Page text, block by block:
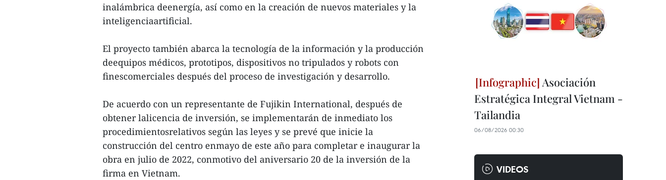
inalámbrica deenergía, así como en la creación de nuevos materiales y la
inteligenciaartificial.
El proyecto también abarca la tecnología de la información y la producción
deequipos médicos, prototipos, dispositivos no tripulados y robots con
finescomerciales después del proceso de investigación y desarrollo.
De acuerdo con un representante de Fujikin International, después de
obtener lalicencia de inversión, se implementarán de inmediato los
procedimientosrelativos según las leyes y se prevé que inicie la
construcción del centro enmayo de este año para completar e inaugurar la
obra en julio de 2022, conmotivo del aniversario 20 de la inversión de la
firma en Vietnam.
Asociación
Estratégica Integral Vietnam -
Tailandia
06/08/2026 00:30
VIDEOS